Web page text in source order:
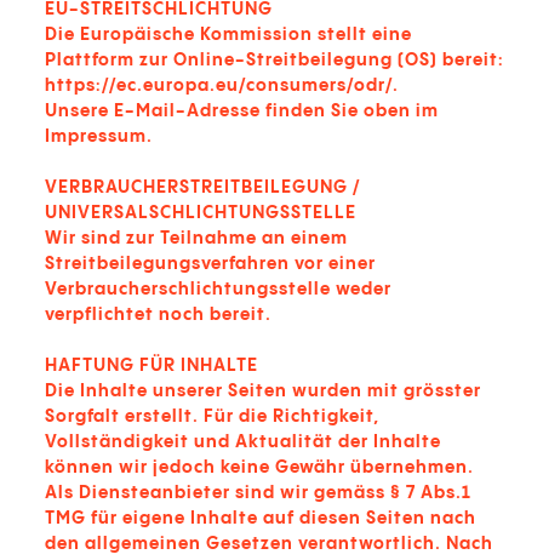
EU-STREITSCHLICHTUNG
Die Europäische Kommission stellt eine
Plattform zur Online-Streitbeilegung (OS) bereit:
https://ec.europa.eu/consumers/odr/.
Unsere E-Mail-Adresse finden Sie oben im
Impressum.
VERBRAUCHERSTREITBEILEGUNG /
UNIVERSALSCHLICHTUNGSSTELLE
Wir sind zur Teilnahme an einem
Streitbeilegungsverfahren vor einer
Verbraucherschlichtungsstelle weder
verpflichtet noch bereit.
HAFTUNG FÜR INHALTE
Die Inhalte unserer Seiten wurden mit grösster
Sorgfalt erstellt. Für die Richtigkeit,
Vollständigkeit und Aktualität der Inhalte
können wir jedoch keine Gewähr übernehmen.
Als Diensteanbieter sind wir gemäss § 7 Abs.1
TMG für eigene Inhalte auf diesen Seiten nach
den allgemeinen Gesetzen verantwortlich. Nach